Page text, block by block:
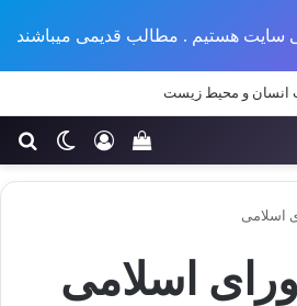
سایت هستیم . مطالب قدیمی میباشند
تغییر ورود
سبد خرید خود را
اسلامی
اسلامی